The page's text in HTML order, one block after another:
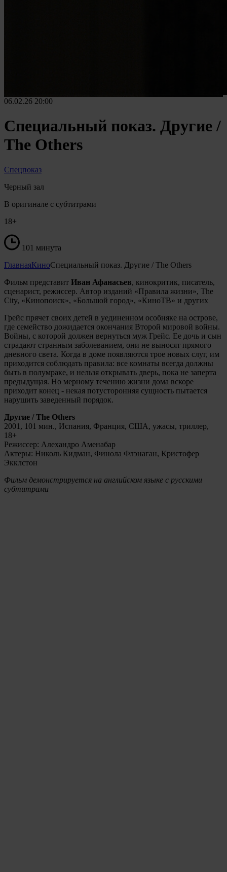
06.02.26 20:00
Специальный показ. Другие /
The Others
Спецпоказ
Черный зал
В оригинале с субтитрами
18+
101 минута
ГлавнаяКиноСпециальный показ. Другие / The Others
Фильм представит Иван Афанасьев, кинокритик, писатель,
сценарист, режиссер. Автор изданий «Правила жизни», The
City, «Кинопоиск», «Большой город», «КиноТВ» и других
Грейс прячет своих детей в уединенном особняке на острове,
где семейство дожидается окончания Второй мировой войны.
Войны, с которой должен вернуться муж Грейс. Ее дочь и сын
страдают странным заболеванием, они не выносят прямого
дневного света. Когда в доме появляются трое новых слуг, им
приходится соблюдать правила: все комнаты всегда должны
быть в полумраке, и нельзя открывать дверь, пока не заперта
предыдущая. Но мерному течению жизни дома вскоре
приходит конец - некая потусторонняя сущность пытается
нарушить заведенный порядок.
Другие / The Others
2001, 101 мин., Испания, Франция, США, ужасы, триллер,
18+
Режиссер: Алехандро Аменабар
Актеры: Николь Кидман, Финола Флэнаган, Кристофер
Экклстон
Фильм демонстрируется на английском языке с русскими
субтитрами